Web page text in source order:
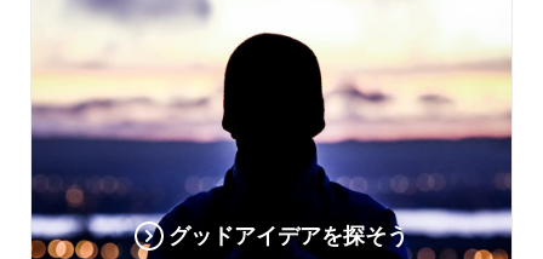
グッドアイデアを探そう